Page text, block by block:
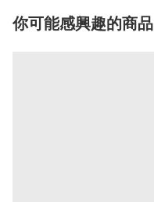
你可能感興趣的商品